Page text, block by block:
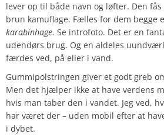
lever op til både navn og løfter. Den
brun kamuflage. Fælles for dem begge
karabinhage. Se introfoto. Det er en
udendørs brug. Og en aldeles
færdes ved, på eller i vand.
Gummipolstringen giver et godt greb
Men det hjælper ikke at have verdens
hvis man taber den i vandet. Jeg ved,
har været der – uden mobil efter at
i dybet.